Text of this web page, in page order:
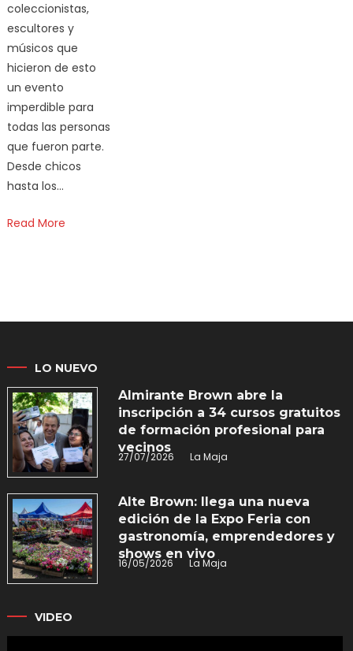
coleccionistas,
escultores y
músicos que
hicieron de esto
un evento
imperdible para
todas las personas
que fueron parte.
Desde chicos
hasta los…
Read More
LO NUEVO
Almirante Brown abre la
inscripción a 34 cursos gratuitos
de formación profesional para
vecinos
27/07/2026 La Maja
Alte Brown: llega una nueva
edición de la Expo Feria con
gastronomía, emprendedores y
shows en vivo
16/05/2026 La Maja
VIDEO